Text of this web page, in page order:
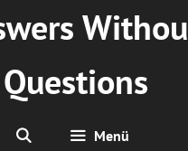
Questions
Menü